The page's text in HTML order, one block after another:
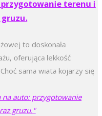
terenu i
to doskonała
oferująca lekkość
sama wiata kojarzy się
auto: przygotowanie
gruzu."